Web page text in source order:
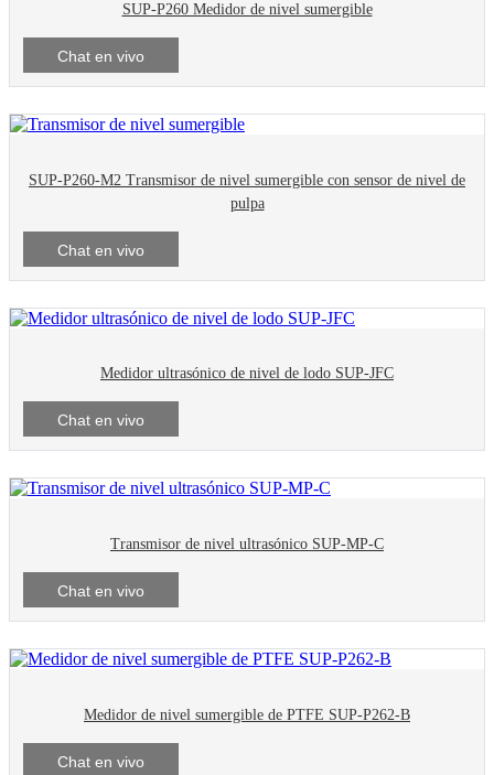
SUP-P260 Medidor de nivel sumergible
Chat en vivo
SUP-P260-M2 Transmisor de nivel sumergible con sensor de nivel de
pulpa
Chat en vivo
Medidor ultrasónico de nivel de lodo SUP-JFC
Chat en vivo
Transmisor de nivel ultrasónico SUP-MP-C
Chat en vivo
Medidor de nivel sumergible de PTFE SUP-P262-B
Chat en vivo